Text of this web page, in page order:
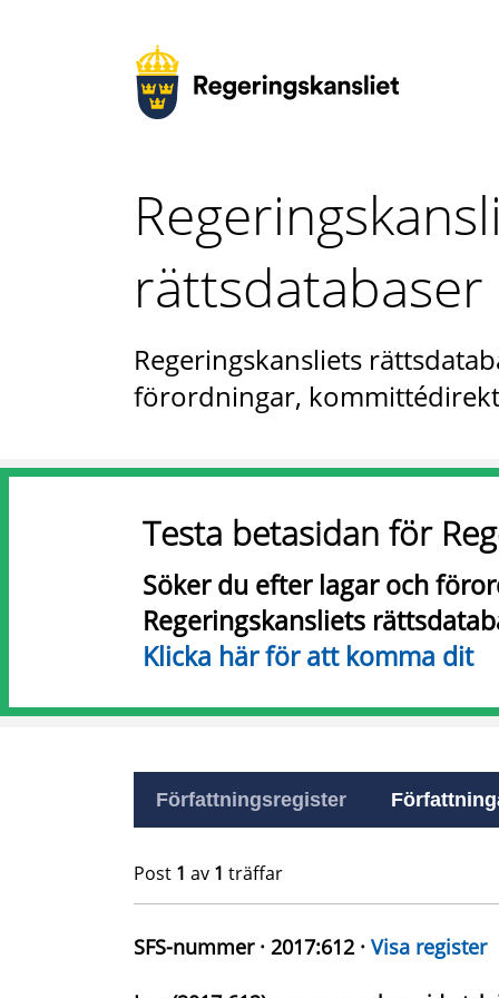
rättsdatabaser
Regeringskansliets
förordningar,
Testa betasidan för
Söker du efter lagar och
Regeringskansliets
Klicka här för att komma dit
Författningsregister
Post 1 av 1 träffar
SFS-nummer · 2017:612 · Visa register